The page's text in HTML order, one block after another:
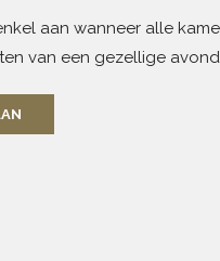
aan wanneer alle
van een gezellige avond